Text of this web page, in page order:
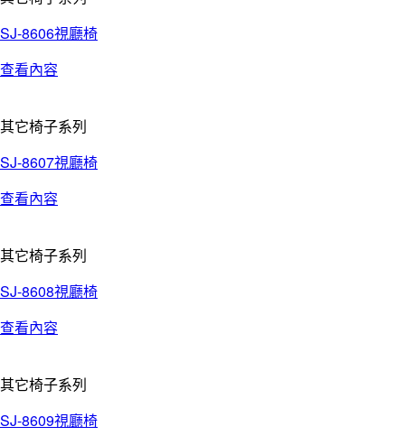
SJ-8606視廳椅
查看內容
其它椅子系列
SJ-8607視廳椅
查看內容
其它椅子系列
SJ-8608視廳椅
查看內容
其它椅子系列
SJ-8609視廳椅